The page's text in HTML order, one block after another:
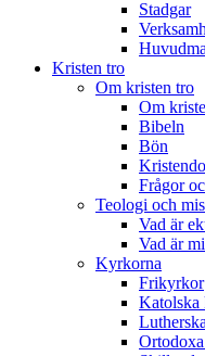
Stadgar
Kristen tro
Om kristen tro
Om
Bibeln
Bön
Frågor
Teologi och
Vad är
Vad är
Kyrkorna
Frikyrkor
Katolska